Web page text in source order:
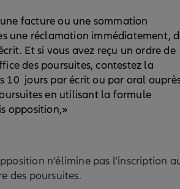
facture ou une sommation
une réclamation immédiatement,
Et si vous avez reçu un ordre de
des poursuites, contestez la
10 jours par écrit ou par oral
en utilisant la formule
opposition,»
n’élimine pas l’inscription
des poursuites.